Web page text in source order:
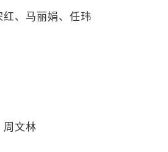
、马丽娟、任玮
文林